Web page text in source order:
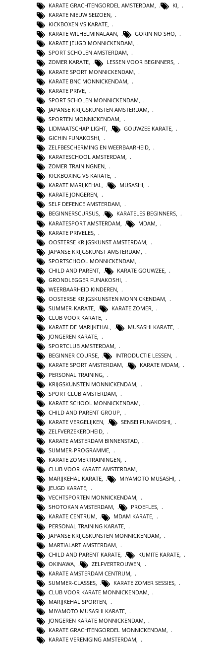
KARATE GRACHTENGORDEL AMSTERDAM, KI,
KARATE NIEUW SEIZOEN,
KICKBOXEN VS KARATE,
KARATE WILHELMINALAAN, GORIN NO SHO,
KARATE JEUGD MONNICKENDAM,
SPORT SCHOLEN AMSTERDAM,
ZOMER KARATE, LESSEN VOOR BEGINNERS,
KARATE SPORT MONNICKENDAM
KARATE BNC MONNICKENDAM
KARATE PRIVE
SPORT SCHOLEN MONNICKENDAM
JAPANSE KRIJGSKUNSTEN AMSTERDAM
SPORTEN MONNICKENDAM
LIDMAATSCHAP LIGHT
GOUWZEE KARATE
GICHIN FUNAKOSHI
ZELFBESCHERMING EN WEERBAARHEID,
KARATESCHOOL AMSTERDAM,
ZOMER TRAININGNEN,
KICKBOXING VS KARATE,
KARATE MARIJKEHAL, MUSASHI,
KARATE JONGEREN,
SELF DEFENCE AMSTERDAM,
BEGINNERSCURSUS, KARATELES BEGINNERS,
KARATESPORT AMSTERDAM
MDAM
KARATE PRIVELES
OOSTERSE KRIJGSKUNST AMSTERDAM
JAPANSE KRIJGSKUNST AMSTERDAM
SPORTSCHOOL MONNICKENDAM
CHILD AND PARENT
KARATE GOUWZEE
GRONDLEGGER FUNAKOSHI
WEERBAARHEID KINDEREN
OOSTERSE KRIJGSKUNSTEN MONNICKENDAM,
SUMMER-KARATE, KARATE ZOMER,
CLUB VOOR KARATE,
KARATE DE MARIJKEHAL, MUSASHI KARATE,
JONGEREN KARATE,
SPORTCLUB AMSTERDAM,
BEGINNER COURSE, INTRODUCTIE LESSEN,
KARATE SPORT AMSTERDAM, KARATE MDAM,
PERSONAL TRAINING
KRIJGSKUNSTEN MONNICKENDAM
SPORT CLUB AMSTERDAM
KARATE SCHOOL MONNICKENDAM
CHILD AND PARENT GROUP
KARATE VERGELIJKEN
SENSEI FUNAKOSHI
ZELFVERZEKERDHEID
KARATE AMSTERDAM BINNENSTAD
SUMMER-PROGRAMME,
KARATE ZOMERTRAININGEN,
CLUB VOOR KARATE AMSTERDAM,
MARIJKEHAL KARATE, MIYAMOTO MUSASHI,
JEUGD KARATE,
VECHTSPORTEN MONNICKENDAM,
SHOTOKAN AMSTERDAM, PROEFLES,
KARATE CENTRUM, MDAM KARATE,
PERSONAL TRAINING KARATE
JAPANSE KRIJGSKUNSTEN MONNICKENDAM
MARTIALART AMSTERDAM
CHILD AND PARENT KARATE
KUMITE KARATE
OKINAWA
ZELFVERTROUWEN
KARATE AMSTERDAM CENTRUM
SUMMER-CLASSES
KARATE ZOMER SESSIES
CLUB VOOR KARATE MONNICKENDAM
MARIJKEHAL SPORTEN,
MIYAMOTO MUSASHI KARATE,
JONGEREN KARATE MONNICKENDAM,
KARATE GRACHTENGORDEL MONNICKENDAM,
KARATE VERENIGING AMSTERDAM,